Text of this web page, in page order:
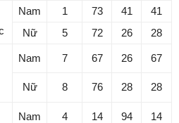
Nam 1 73 41
41
Nữ
5 72 26 28
Nam 7 67 26 67
Nữ 8 76 28 28
Nam 4 14 94 14